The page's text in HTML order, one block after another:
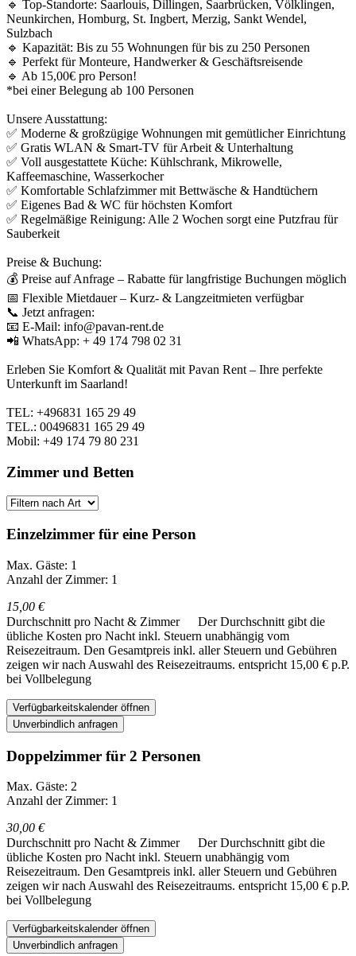
🔹 Top-Standorte: Saarlouis, Dillingen, Saarbrücken, Völklingen,
Neunkirchen, Homburg, St. Ingbert, Merzig, Sankt Wendel,
Sulzbach
🔹 Kapazität: Bis zu 55 Wohnungen für bis zu 250 Personen
🔹 Perfekt für Monteure, Handwerker & Geschäftsreisende
🔹 Ab 15,00€ pro Person!
*bei einer Belegung ab 100 Personen
Unsere Ausstattung:
✅ Moderne & großzügige Wohnungen mit gemütlicher Einrichtung
✅ Gratis WLAN & Smart-TV für Arbeit & Unterhaltung
✅ Voll ausgestattete Küche: Kühlschrank, Mikrowelle,
Kaffeemaschine, Wasserkocher
✅ Komfortable Schlafzimmer mit Bettwäsche & Handtüchern
✅ Eigenes Bad & WC für höchsten Komfort
✅ Regelmäßige Reinigung: Alle 2 Wochen sorgt eine Putzfrau für
Sauberkeit
Preise & Buchung:
💰 Preise auf Anfrage – Rabatte für langfristige Buchungen möglich
📅 Flexible Mietdauer – Kurz- & Langzeitmieten verfügbar
📞 Jetzt anfragen:
📧 E-Mail: info@pavan-rent.de
📲 WhatsApp: + 49 174 798 02 31
Erleben Sie Komfort & Qualität mit Pavan Rent – Ihre perfekte
Unterkunft im Saarland!
TEL: +496831 165 29 49
TEL.: 00496831 165 29 49
Mobil: +49 174 79 80 231
Zimmer und Betten
Einzelzimmer für eine Person
Max. Gäste: 1
Anzahl der Zimmer: 1
15,00 €
Durchschnitt pro Nacht & Zimmer
Der Durchschnitt gibt die
übliche Kosten pro Nacht inkl. Steuern unabhängig vom
Reisezeitraum. Den Gesamtpreis inkl. aller Steuern und Gebühren
zeigen wir nach Auswahl des Reisezeitraums. entspricht 15,00 € p.P.
bei Vollbelegung
Verfügbarkeitskalender öffnen
Unverbindlich anfragen
Doppelzimmer für 2 Personen
Max. Gäste: 2
Anzahl der Zimmer: 1
30,00 €
Durchschnitt pro Nacht & Zimmer
Der Durchschnitt gibt die
übliche Kosten pro Nacht inkl. Steuern unabhängig vom
Reisezeitraum. Den Gesamtpreis inkl. aller Steuern und Gebühren
zeigen wir nach Auswahl des Reisezeitraums. entspricht 15,00 € p.P.
bei Vollbelegung
Verfügbarkeitskalender öffnen
Unverbindlich anfragen